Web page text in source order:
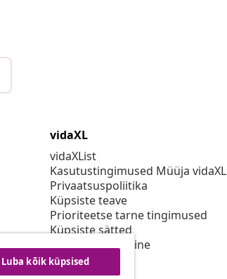
vidaXL
vidaXList
Kasutustingimused Müüja vidaXL
Privaatsuspoliitika
Küpsiste teave
Prioriteetse tarne tingimused
Küpsiste sätted
vidaXLis töötamine
Turvalisus
Eli vastutav isik
Luba kõik küpsised